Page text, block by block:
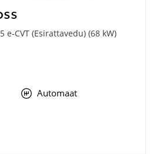
CVT (Esirattavedu) (68 kW)
Automaat